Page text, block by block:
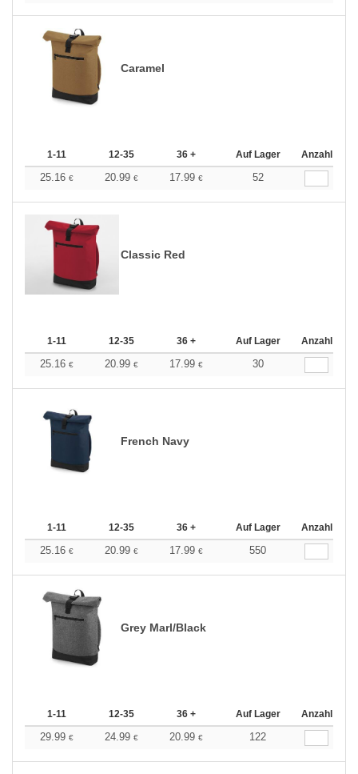
Caramel
1-11 12-35 36 + Auf Lager Anzahl
25.16 € 20.99 € 17.99 € 52
Classic Red
1-11 12-35 36 + Auf Lager Anzahl
25.16 € 20.99 € 17.99 € 30
French Navy
1-11 12-35 36 + Auf Lager Anzahl
25.16 € 20.99 € 17.99 € 550
Grey Marl/Black
1-11 12-35 36 + Auf Lager Anzahl
29.99 € 24.99 € 20.99 € 122